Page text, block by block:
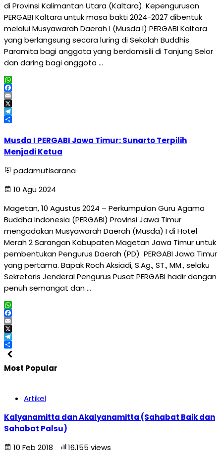
di Provinsi Kalimantan Utara (Kaltara). Kepengurusan
PERGABI Kaltara untuk masa bakti 2024-2027 dibentuk
melalui Musyawarah Daerah I (Musda I) PERGABI Kaltara
yang berlangsung secara luring di Sekolah Buddhis
Paramita bagi anggota yang berdomisili di Tanjung Selor
dan daring bagi anggota …
WhatsApp
Facebook
Email
X
Telegram
Musda I PERGABI Jawa Timur: Sunarto Terpilih
Menjadi Ketua
padamutisarana
10 Agu 2024
Magetan, 10 Agustus 2024 – Perkumpulan Guru Agama
Buddha Indonesia (PERGABI) Provinsi Jawa Timur
mengadakan Musyawarah Daerah (Musda) I di Hotel
Merah 2 Sarangan Kabupaten Magetan Jawa Timur untuk
pembentukan Pengurus Daerah (PD) PERGABI Jawa Timur
yang pertama. Bapak Roch Aksiadi, S.Ag., ST., MM., selaku
Sekretaris Jenderal Pengurus Pusat PERGABI hadir dengan
penuh semangat dan …
WhatsApp
Facebook
Email
X
Telegram
Share
Most Popular
Artikel
Kalyanamitta dan Akalyanamitta (Sahabat Baik dan
Sahabat Palsu)
10 Feb 2018
16.155 views